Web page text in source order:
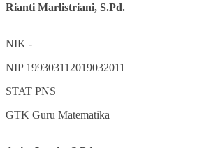
Rianti Marlistriani, S.Pd.
NIK -
NIP 199303112019032011
STAT PNS
GTK Guru Matematika